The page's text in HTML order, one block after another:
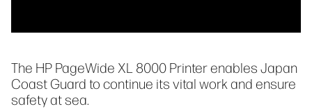
The HP PageWide XL 8000 Printer enables Japan
Coast Guard to continue its vital work and ensure
safety at sea.